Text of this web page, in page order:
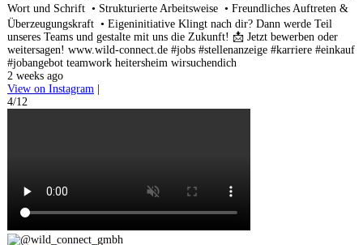
Wort und Schrift • Strukturierte Arbeitsweise • Freundliches Auftreten &
Überzeugungskraft • Eigeninitiative Klingt nach dir? Dann werde Teil
unseres Teams und gestalte mit uns die Zukunft! 📩 Jetzt bewerben oder
weitersagen! www.wild-connect.de #jobs #stellenanzeige #karriere #einkauf
#jobangebot teamwork heitersheim wirsuchendich
2 weeks ago
View on Instagram |
4/12